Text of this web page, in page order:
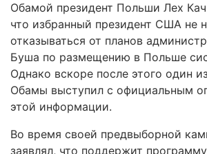
Обамой президент Польши Лех
что избранный президент США не
отказываться от планов
Буша по размещению в Польше
Однако вскоре после этого один
Обамы выступил с официальным
этой информации.
Во время своей предвыборной
заявлял, что поддержит